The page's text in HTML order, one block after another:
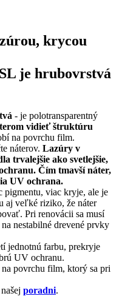
krycou
je hrubovrstvá
- je polotransparentný
vidieť štruktúru
na povrchu film.
náterov. Lazúry v
trvalejšie ako svetlejšie,
Čím tmavší náter,
UV ochrana.
pigmentu, viac kryje, ale je
aj veľké riziko, že náter
Pri renovácii sa musí
na nestabilné drevené prvky
jednotnú farbu, prekryje
UV ochranu.
povrchu film, ktorý sa pri
poradni.